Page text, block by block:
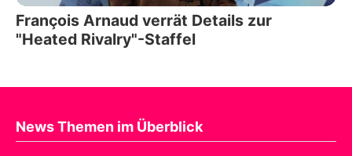
François Arnaud verrät Details zur
"Heated Rivalry"-Staffel
News Themen im Überblick